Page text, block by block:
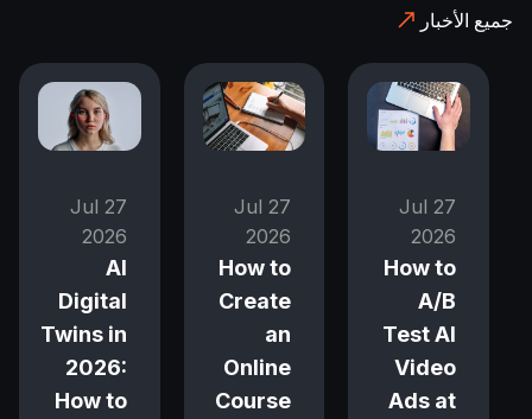
جميع الأخبار
27 Jul
2026
How to
A/B
Test AI
Video
Ads at
27 Jul
2026
How to
Create
an
Online
Course
27 Jul
2026
AI
Digital
Twins in
2026:
How to